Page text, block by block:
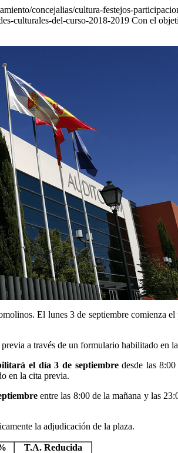
concejalias/cultura-festejos-
culturales-del-curso-2018-2019 Con el
El lunes 3 de septiembre comienza
a través de un formulario habilitado en
el día 3 de septiembredesde las 8:00
en la cita previa.
entre las 8:00 de la mañana y las
la adjudicación de la plaza.
T.A. Reducida